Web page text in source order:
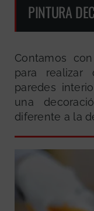
PINTURA
Contamos
para realizar
paredes
una
diferente a la